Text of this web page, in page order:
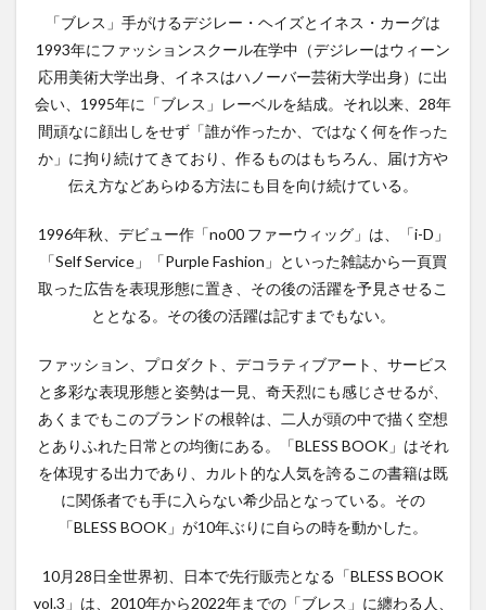
「ブレス」手がけるデジレー・ヘイズとイネス・カーグは
1993年にファッションスクール在学中（デジレーはウィーン
応用美術大学出身、イネスはハノーバー芸術大学出身）に出
会い、1995年に「ブレス」レーベルを結成。それ以来、28年
間頑なに顔出しをせず「誰が作ったか、ではなく何を作った
か」に拘り続けてきており、作るものはもちろん、届け方や
伝え方などあらゆる方法にも目を向け続けている。
1996年秋、デビュー作「no00 ファーウィッグ」は、「i-D」
「Self Service」「Purple Fashion」といった雑誌から一頁買
取った広告を表現形態に置き、その後の活躍を予見させるこ
ととなる。その後の活躍は記すまでもない。
ファッション、プロダクト、デコラティブアート、サービス
と多彩な表現形態と姿勢は一見、奇天烈にも感じさせるが、
あくまでもこのブランドの根幹は、二人が頭の中で描く空想
とありふれた日常との均衡にある。「BLESS BOOK」はそれ
を体現する出力であり、カルト的な人気を誇るこの書籍は既
に関係者でも手に入らない希少品となっている。その
「BLESS BOOK」が10年ぶりに自らの時を動かした。
10月28日全世界初、日本で先行販売となる「BLESS BOOK
vol.3」は、2010年から2022年までの「ブレス」に纏わる人、